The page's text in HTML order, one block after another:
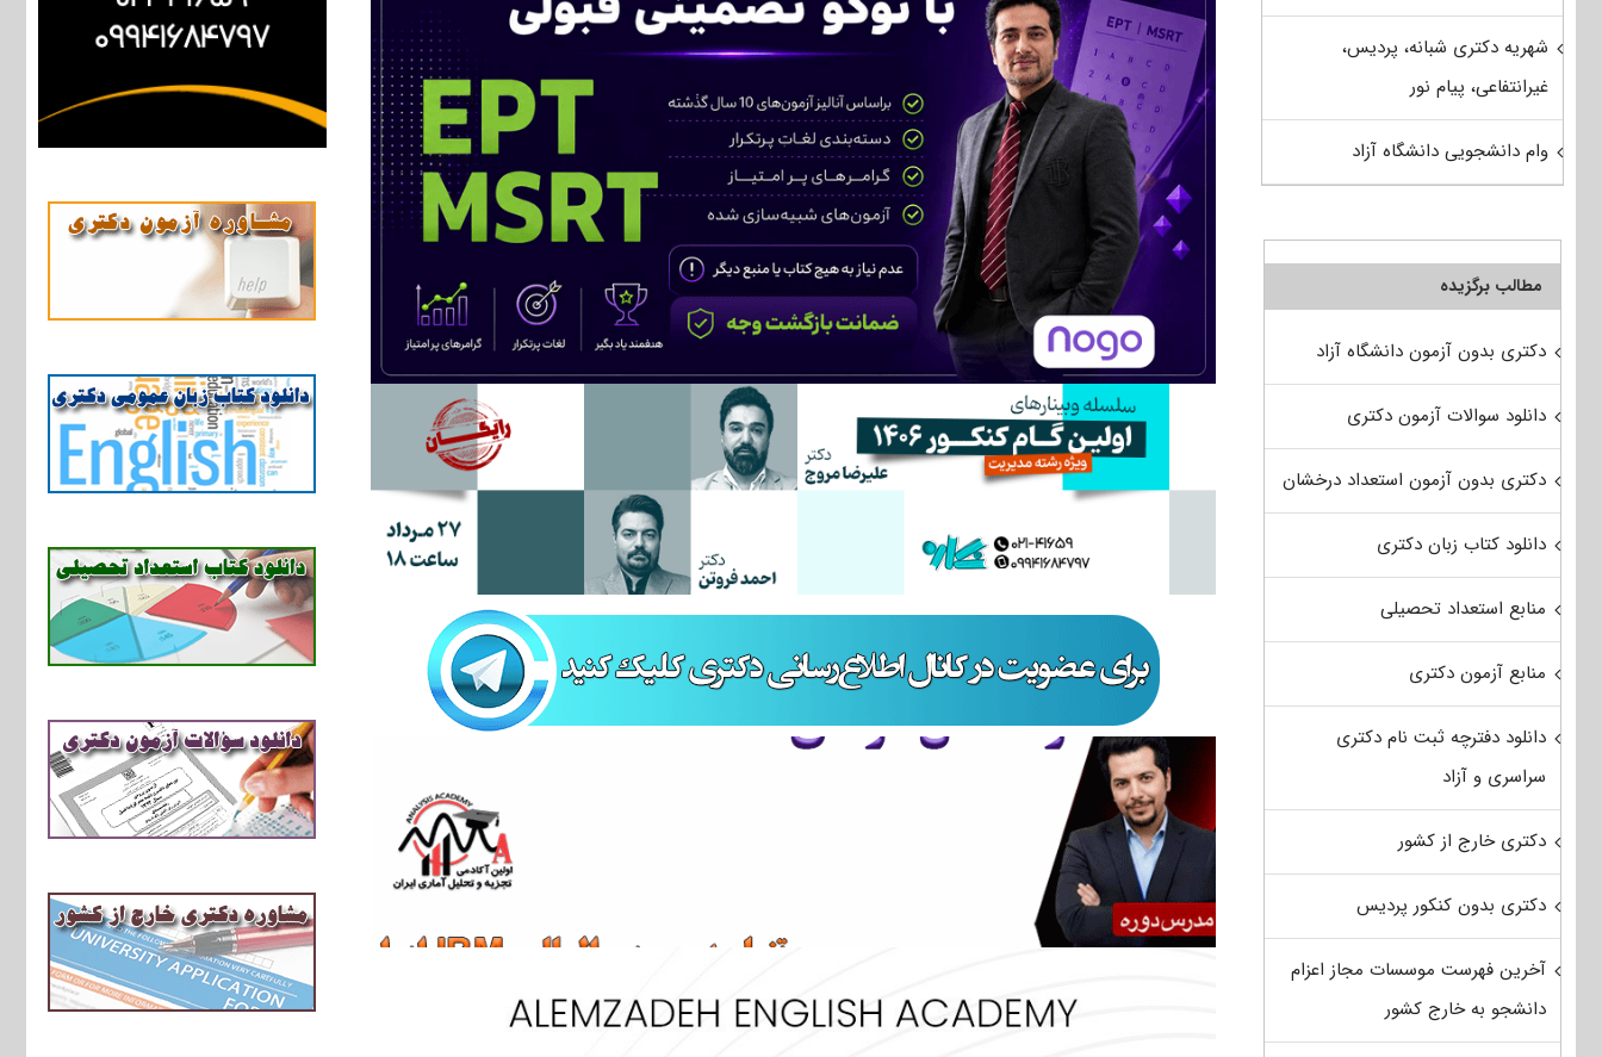
شهریه دکتری شبانه، پردیس،
غیرانتفاعی، پیام نور
وام دانشجویی دانشگاه آزاد
مطالب برگزیده
دکتری بدون آزمون دانشگاه آزاد
دانلود سوالات آزمون دکتری
دکتری بدون آزمون استعداد درخشان
دانلود کتاب زبان دکتری
منابع استعداد تحصیلی
منابع آزمون دکتری
دانلود دفترچه ثبت نام دکتری
سراسری و آزاد
دکتری خارج از کشور
دکتری بدون کنکور پردیس
آخرین فهرست موسسات مجاز اعزام
دانشجو به خارج کشور